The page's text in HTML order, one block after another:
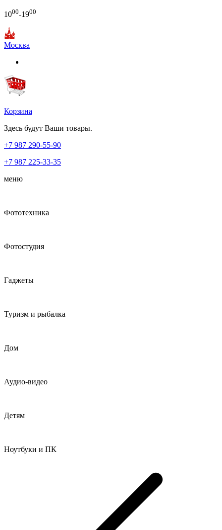
1000-1900
Москва
Корзина
Здесь будут Ваши товары.
+7 987 290-55-90
+7 987 225-33-35
меню
Фототехника
Фотостудия
Гаджеты
Туризм и рыбалка
Дом
Аудио-видео
Детям
Ноутбуки и ПК